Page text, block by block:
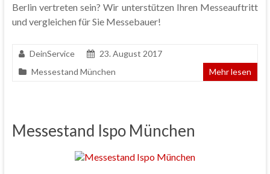
Berlin vertreten sein? Wir unterstützen Ihren Messeauftritt
und vergleichen für Sie Messebauer!
DeinService
23. August 2017
Messestand München
Mehr lesen
Messestand Ispo München